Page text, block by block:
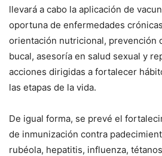
llevará a cabo la aplicación de
oportuna de enfermedades
orientación nutricional, prevención
bucal, asesoría en salud sexual y
acciones dirigidas a fortalecer
las etapas de la vida.
De igual forma, se prevé el
de inmunización contra
rubéola, hepatitis, influenza,